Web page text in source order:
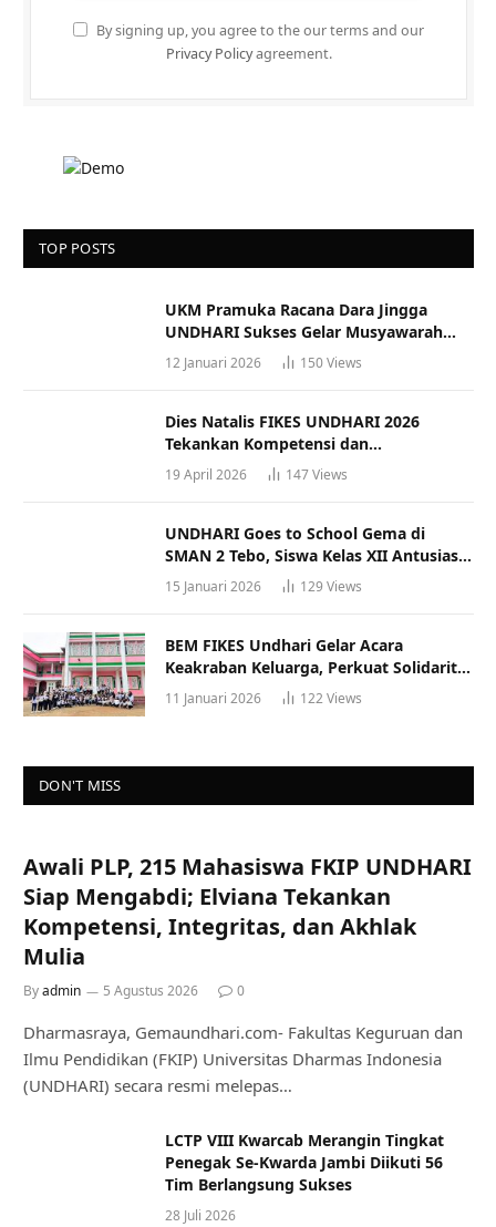
By signing up, you agree to the our terms and our
Privacy Policyagreement.
TOP POSTS
UKM Pramuka Racana Dara Jingga
UNDHARI Sukses Gelar Musyawarah
Racana
12 Januari 2026 150Views
Dies Natalis FIKES UNDHARI 2026
Tekankan Kompetensi dan
Profesionalisme Tenaga Kesehatan
19 April 2026 147Views
UNDHARI Goes to School Gema di
SMAN 2 Tebo, Siswa Kelas XII Antusias
Ikuti Sosialisasi Kampus Berkualitas
15 Januari 2026 129 Views
BEM FIKES Undhari Gelar Acara
Keakraban Keluarga, Perkuat Solidaritas
dan Gaya Hidup Sehat
11 Januari 2026 122Views
DON'T MISS
Awali PLP, 215 Mahasiswa FKIP UNDHARI
Siap Mengabdi; Elviana Tekankan
Kompetensi, Integritas, dan Akhlak
Mulia
Byadmin 5 Agustus 2026 0
Dharmasraya, Gemaundhari.com- Fakultas Keguruan dan
Ilmu Pendidikan (FKIP) Universitas Dharmas Indonesia
(UNDHARI) secara resmi melepas…
LCTP VIII Kwarcab Merangin Tingkat
Penegak Se-Kwarda Jambi Diikuti 56
Tim Berlangsung Sukses
28 Juli 2026